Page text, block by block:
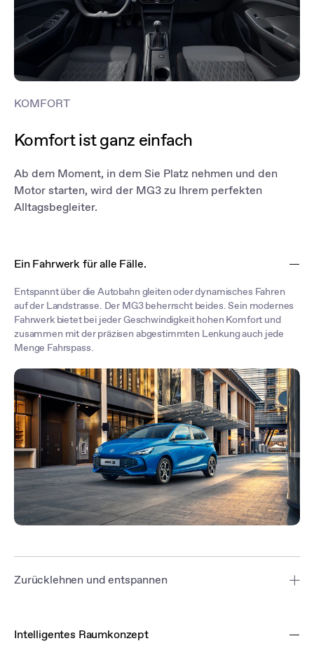
KOMFORT
Komfort ist ganz einfach
Ab dem Moment, in dem Sie Platz nehmen und den
Motor starten, wird der MG3 zu Ihrem perfekten
Alltagsbegleiter.
Ein Fahrwerk für alle Fälle.
Entspannt über die Autobahn gleiten oder dynamisches Fahren
auf der Landstrasse. Der MG3 beherrscht beides. Sein modernes
Fahrwerk bietet bei jeder Geschwindigkeit hohen Komfort und
zusammen mit der präzisen abgestimmten Lenkung auch jede
Menge Fahrspass.
Zurücklehnen und entspannen
Fahrersitzes finden Sie garantiert Ihre perfekte und komfortable
Intelligentes Raumkonzept